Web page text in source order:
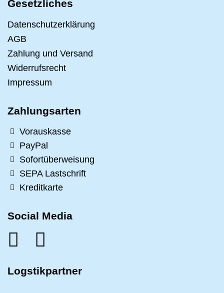
Gesetzliches
Datenschutzerklärung
AGB
Zahlung und Versand
Widerrufsrecht
Impressum
Zahlungsarten
Vorauskasse
PayPal
Sofortüberweisung
SEPA Lastschrift
Kreditkarte
Social Media
Logstikpartner